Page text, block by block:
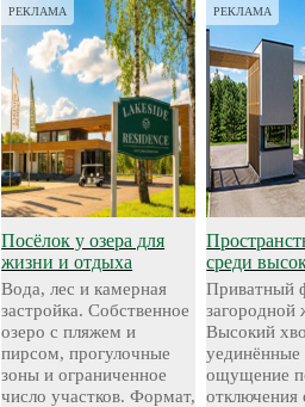
РЕКЛАМА
Посёлок у озера для
жизни и отдыха
Вода, лес и камерная
застройка. Собственное
озеро с пляжем и
пирсом, прогулочные
зоны и ограниченное
число участков. Формат,
РЕКЛАМА
среди
Приватный
загородной
Высокий
уединённые
ощущение
отключения